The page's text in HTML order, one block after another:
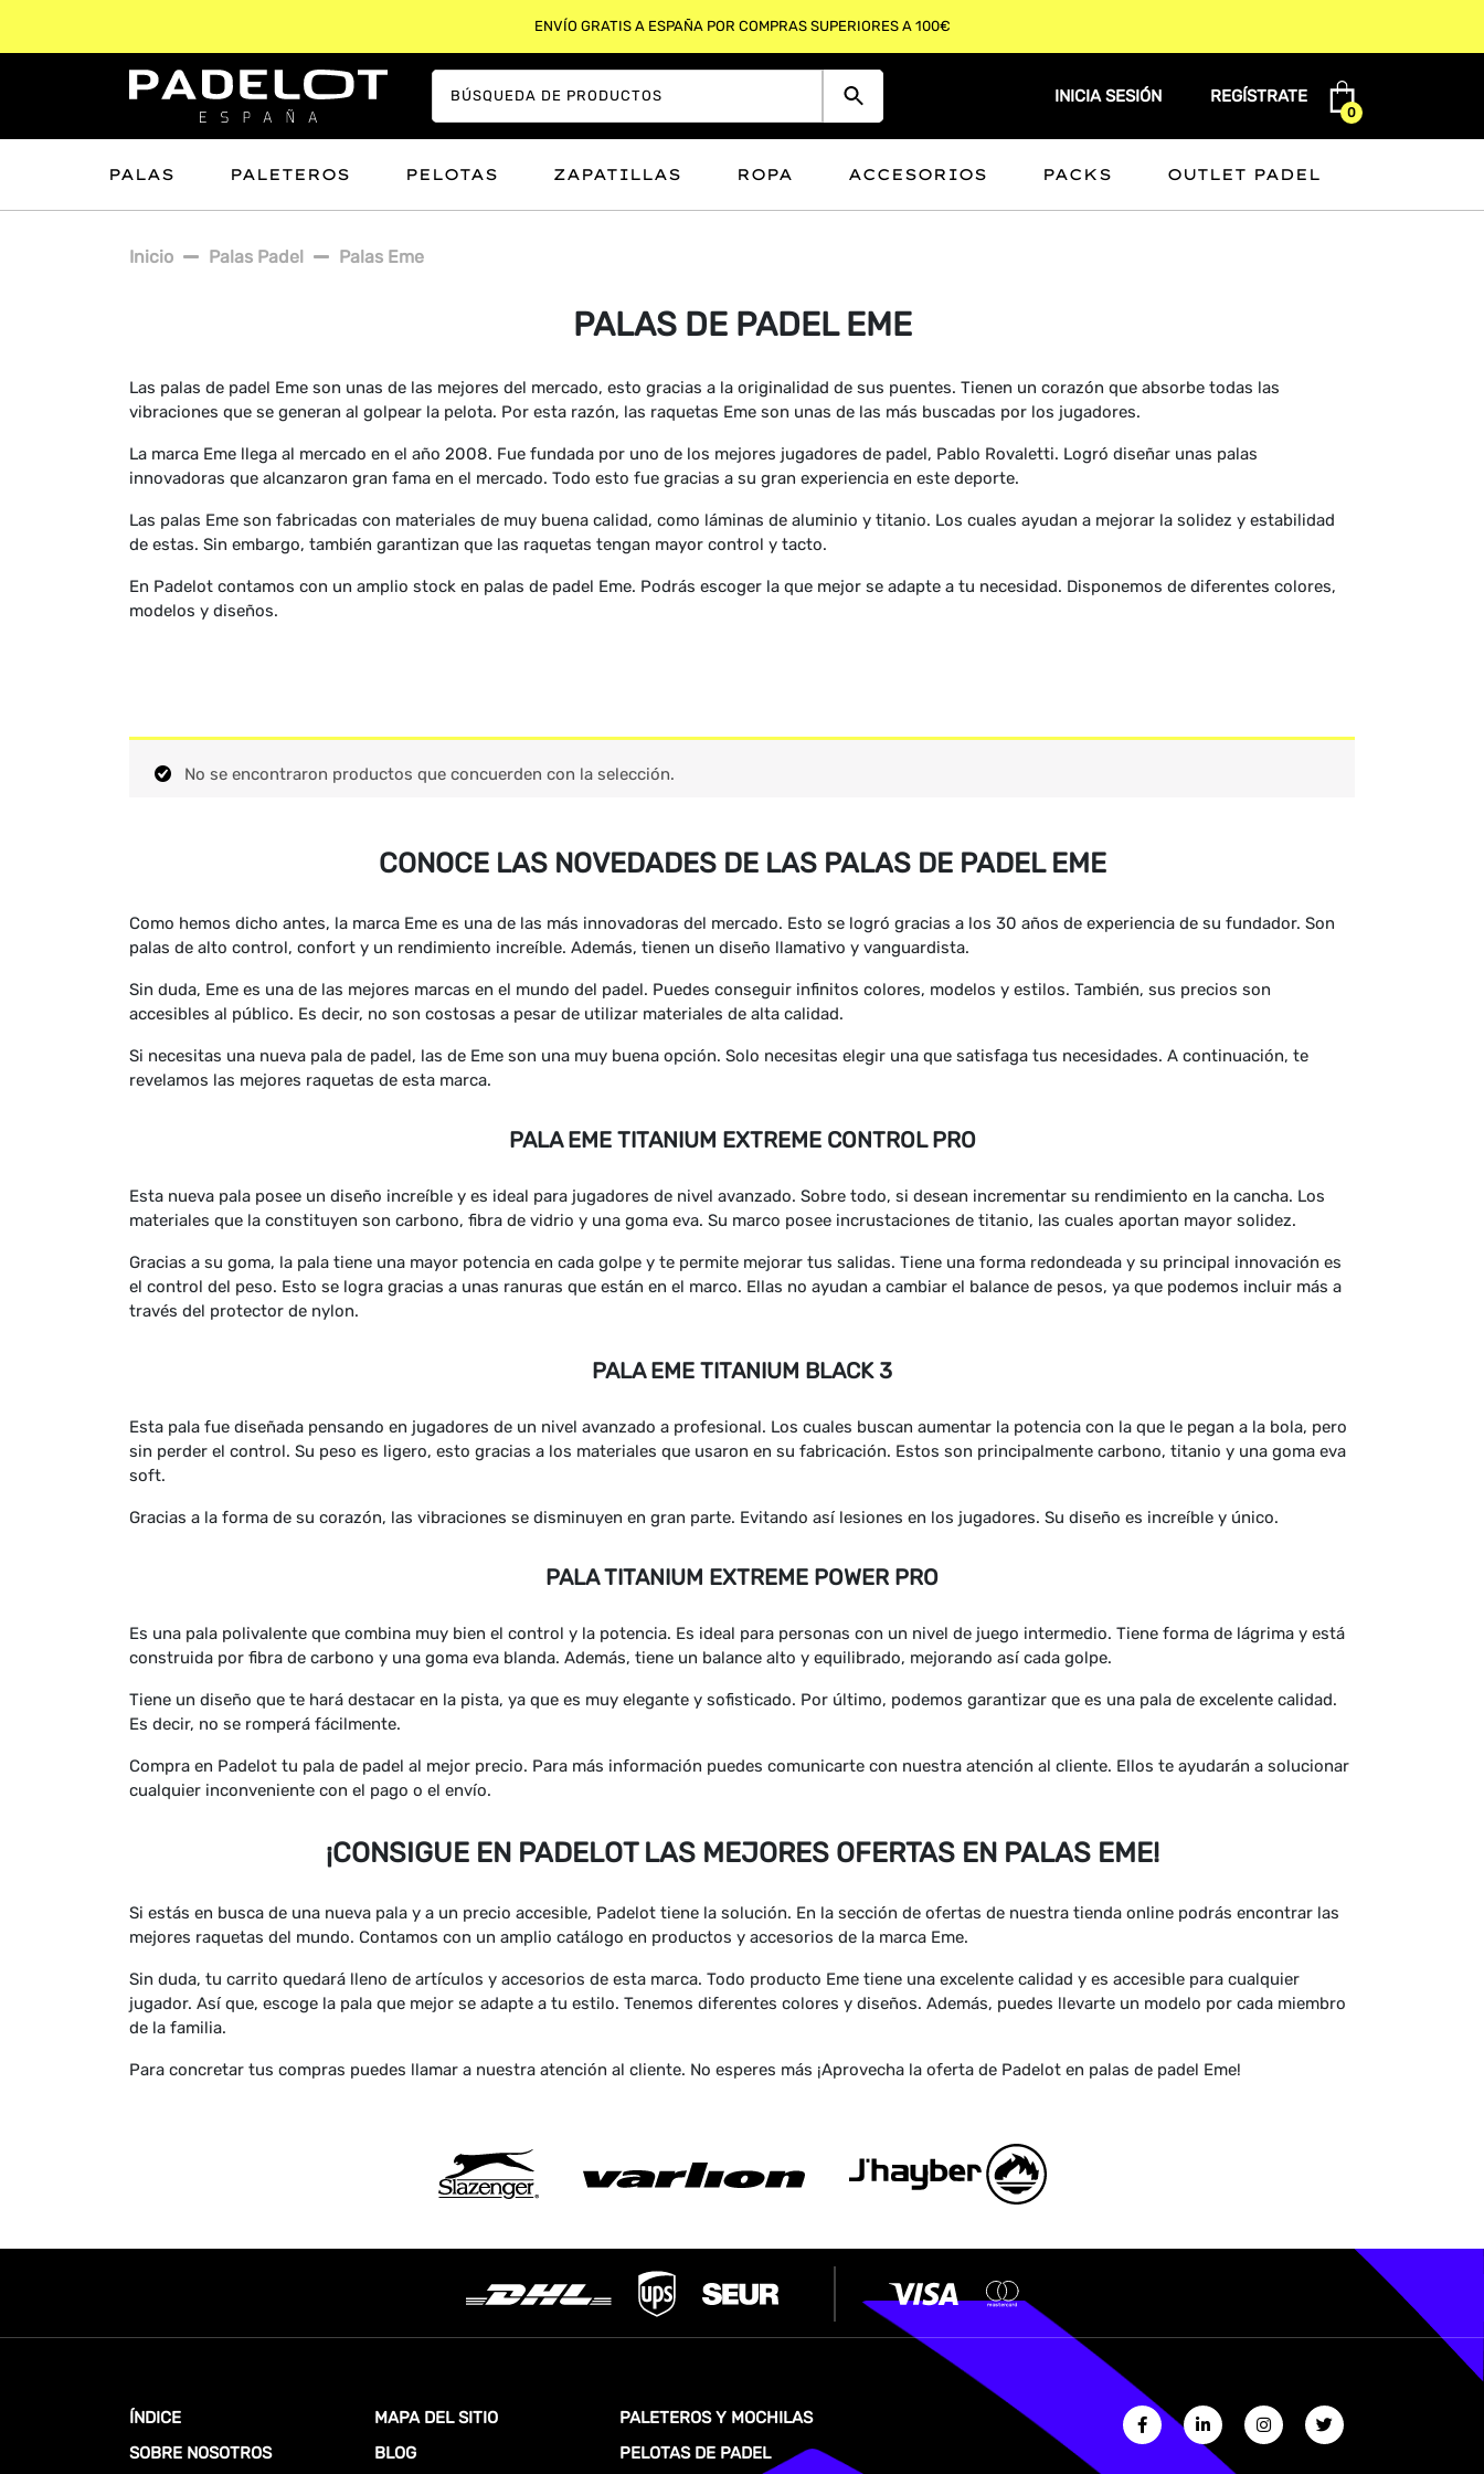
INICIA SESIÓN REGÍSTRATE
0
PALAS PALETEROS PELOTAS ZAPATILLAS ROPA ACCESORIOS PACKS OUTLET PADEL
Inicio Palas Padel Palas Eme
PALAS DE PADEL EME
Las palas de padel Eme son unas de las mejores del mercado, esto gracias a la originalidad de sus puentes. Tienen un corazón que absorbe todas las
vibraciones que se generan al golpear la pelota. Por esta razón, las raquetas Eme son unas de las más buscadas por los jugadores.
La marca Eme llega al mercado en el año 2008. Fue fundada por uno de los mejores jugadores de padel, Pablo Rovaletti. Logró diseñar unas palas
innovadoras que alcanzaron gran fama en el mercado. Todo esto fue gracias a su gran experiencia en este deporte.
Las palas Eme son fabricadas con materiales de muy buena calidad, como láminas de aluminio y titanio. Los cuales ayudan a mejorar la solidez y estabilidad
de estas. Sin embargo, también garantizan que las raquetas tengan mayor control y tacto.
En Padelot contamos con un amplio stock en palas de padel Eme. Podrás escoger la que mejor se adapte a tu necesidad. Disponemos de diferentes colores,
modelos y diseños.
No se encontraron productos que concuerden con la selección.
CONOCE LAS NOVEDADES DE LAS PALAS DE PADEL EME
Como hemos dicho antes, la marca Eme es una de las más innovadoras del mercado. Esto se logró gracias a los 30 años de experiencia de su fundador. Son
palas de alto control, confort y un rendimiento increíble. Además, tienen un diseño llamativo y vanguardista.
Sin duda, Eme es una de las mejores marcas en el mundo del padel. Puedes conseguir infinitos colores, modelos y estilos. También, sus precios son
accesibles al público. Es decir, no son costosas a pesar de utilizar materiales de alta calidad.
Si necesitas una nueva pala de padel, las de Eme son una muy buena opción. Solo necesitas elegir una que satisfaga tus necesidades. A continuación, te
revelamos las mejores raquetas de esta marca.
PALA EME TITANIUM EXTREME CONTROL PRO
Esta nueva pala posee un diseño increíble y es ideal para jugadores de nivel avanzado. Sobre todo, si desean incrementar su rendimiento en la cancha. Los
materiales que la constituyen son carbono, fibra de vidrio y una goma eva. Su marco posee incrustaciones de titanio, las cuales aportan mayor solidez.
Gracias a su goma, la pala tiene una mayor potencia en cada golpe y te permite mejorar tus salidas. Tiene una forma redondeada y su principal innovación es
el control del peso. Esto se logra gracias a unas ranuras que están en el marco. Ellas no ayudan a cambiar el balance de pesos, ya que podemos incluir más a
través del protector de nylon.
PALA EME TITANIUM BLACK 3
Esta pala fue diseñada pensando en jugadores de un nivel avanzado a profesional. Los cuales buscan aumentar la potencia con la que le pegan a la bola, pero
sin perder el control. Su peso es ligero, esto gracias a los materiales que usaron en su fabricación. Estos son principalmente carbono, titanio y una goma eva
soft.
Gracias a la forma de su corazón, las vibraciones se disminuyen en gran parte. Evitando así lesiones en los jugadores. Su diseño es increíble y único.
PALA TITANIUM EXTREME POWER PRO
Es una pala polivalente que combina muy bien el control y la potencia. Es ideal para personas con un nivel de juego intermedio. Tiene forma de lágrima y está
construida por fibra de carbono y una goma eva blanda. Además, tiene un balance alto y equilibrado, mejorando así cada golpe.
Tiene un diseño que te hará destacar en la pista, ya que es muy elegante y sofisticado. Por último, podemos garantizar que es una pala de excelente calidad.
Es decir, no se romperá fácilmente.
Compra en Padelot tu pala de padel al mejor precio. Para más información puedes comunicarte con nuestra atención al cliente. Ellos te ayudarán a solucionar
cualquier inconveniente con el pago o el envío.
¡CONSIGUE EN PADELOT LAS MEJORES OFERTAS EN PALAS EME!
Si estás en busca de una nueva pala y a un precio accesible, Padelot tiene la solución. En la sección de ofertas de nuestra tienda online podrás encontrar las
mejores raquetas del mundo. Contamos con un amplio catálogo en productos y accesorios de la marca Eme.
Sin duda, tu carrito quedará lleno de artículos y accesorios de esta marca. Todo producto Eme tiene una excelente calidad y es accesible para cualquier
jugador. Así que, escoge la pala que mejor se adapte a tu estilo. Tenemos diferentes colores y diseños. Además, puedes llevarte un modelo por cada miembro
de la familia.
Para concretar tus compras puedes llamar a nuestra atención al cliente. No esperes más ¡Aprovecha la oferta de Padelot en palas de padel Eme!
ÍNDICE
SOBRE NOSOTROS
MAPA DEL SITIO
BLOG
PALETEROS Y MOCHILAS
PELOTAS DE PADEL
ENVÍO GRATIS A ESPAÑA POR COMPRAS SUPERIORES A 100€